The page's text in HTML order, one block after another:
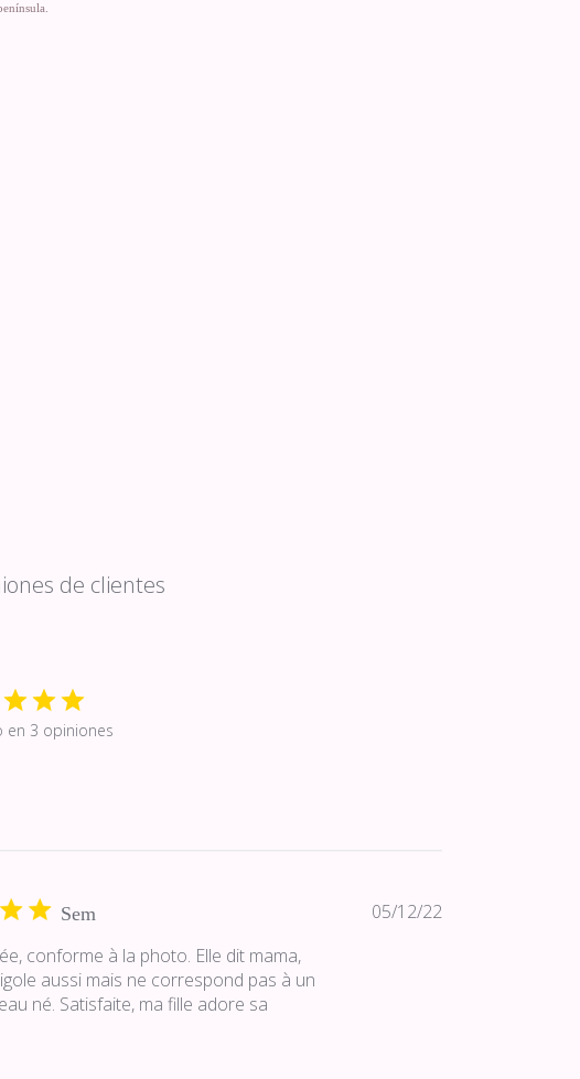
de clientes
en 3 opiniones
Sem
conforme à la photo. Elle dit mama,
aussi mais ne correspond pas à un
né. Satisfaite, ma fille adore sa
Fecha
05/12/22